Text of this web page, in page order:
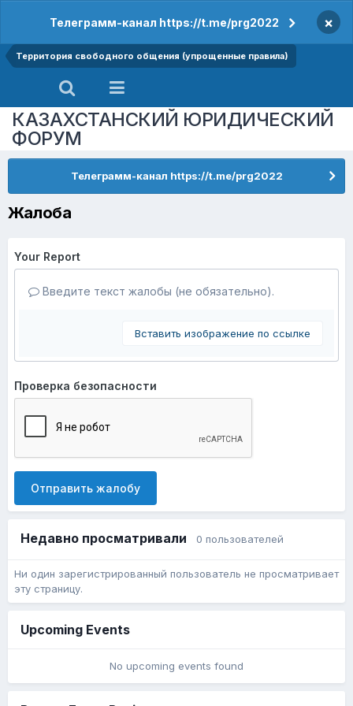
Телеграмм-канал https://t.me/prg2022 ×
Территория свободного общения (упрощенные правила)
КАЗАХСТАНСКИЙ ЮРИДИЧЕСКИЙ
ФОРУМ
Телеграмм-канал https://t.me/prg2022
Жалоба
Your Report
Введите текст жалобы (не обязательно).
Вставить изображение по ссылке
Проверка безопасности
Отправить жалобу
Недавно просматривали 0 пользователей
Ни один зарегистрированный пользователь не просматривает
эту страницу.
Upcoming Events
No upcoming events found